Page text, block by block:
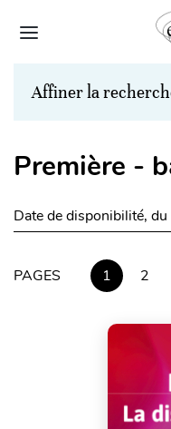
Affiner la
Première -
Date de disponibilité, du
PAGES 1 2